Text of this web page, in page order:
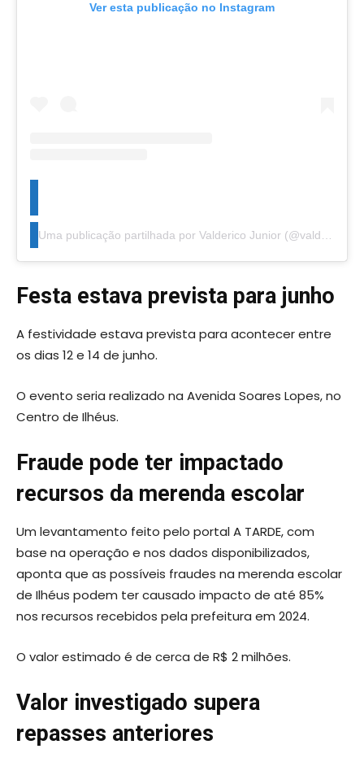
Ver esta publicação no Instagram
Festa estava prevista para junho
A festividade estava prevista para acontecer entre
os dias 12 e 14 de junho.
O evento seria realizado na Avenida Soares Lopes, no
Centro de Ilhéus.
Fraude pode ter impactado
recursos da merenda escolar
Um levantamento feito pelo portal A TARDE, com
base na operação e nos dados disponibilizados,
aponta que as possíveis fraudes na merenda escolar
de Ilhéus podem ter causado impacto de até 85%
nos recursos recebidos pela prefeitura em 2024.
O valor estimado é de cerca de R$ 2 milhões.
Valor investigado supera
repasses anteriores